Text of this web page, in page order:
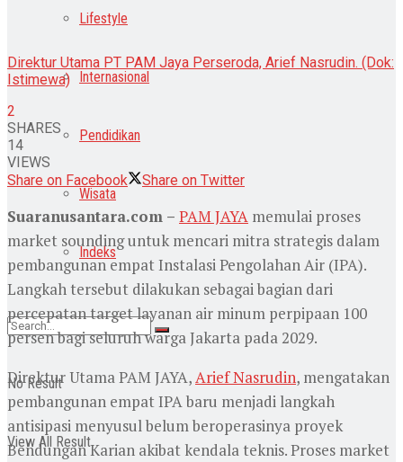
Lifestyle
Internasional
Pendidikan
Wisata
Indeks
No Result
View All Result
Direktur Utama PT PAM Jaya Perseroda, Arief Nasrudin. (Dok:
Istimewa)
2
SHARES
14
VIEWS
Share on Facebook
Share on Twitter
Suaranusantara.com – PAM JAYA memulai proses
market sounding untuk mencari mitra strategis dalam
pembangunan empat Instalasi Pengolahan Air (IPA).
Langkah tersebut dilakukan sebagai bagian dari
percepatan target layanan air minum perpipaan 100
persen bagi seluruh warga Jakarta pada 2029.
Direktur Utama PAM JAYA,Arief Nasrudin, mengatakan
pembangunan empat IPA baru menjadi langkah
antisipasi menyusul belum beroperasinya proyek
Bendungan Karian akibat kendala teknis. Proses market